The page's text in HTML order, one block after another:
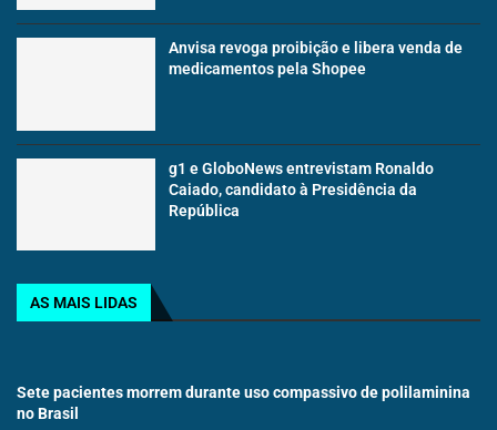
Anvisa revoga proibição e libera venda de
medicamentos pela Shopee
g1 e GloboNews entrevistam Ronaldo
Caiado, candidato à Presidência da
República
AS MAIS LIDAS
Sete pacientes morrem durante uso compassivo de polilaminina
no Brasil